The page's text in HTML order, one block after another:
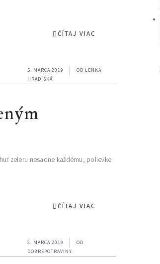
ČÍTAJ VIAC
5. MARCA 2019 OD LENKA
HRADISKÁ
zeleru nesadne každému, polievke
ČÍTAJ VIAC
2. MARCA 2019
OD
DOBREPOTRAVINY